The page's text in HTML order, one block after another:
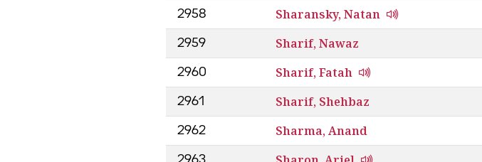
2958 Sharansky, Natan
2959 Sharif, Nawaz
2960 Sharif, Fatah
2961 Sharif, Shehbaz
2962 Sharma, Anand
2963